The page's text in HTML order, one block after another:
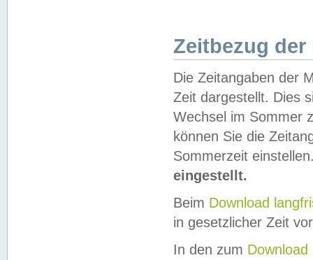
Zeitbezug der
Die Zeitangaben der
Zeit dargestellt. Dies
Wechsel im Sommer
können Sie die
Sommerzeit
eingestellt.
Beim Download
in gesetzlicher Zeit
In den zum Download